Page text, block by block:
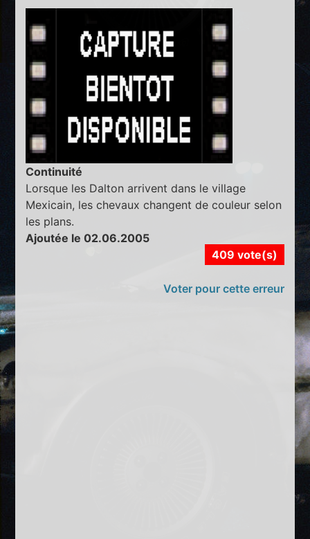
Continuité
Lorsque les Dalton arrivent dans le village
Mexicain, les chevaux changent de couleur selon
les plans.
Ajoutée le 02.06.2005
409 vote(s)
Voter pour cette erreur